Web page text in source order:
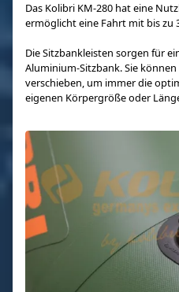
Das Kolibri KM-280 hat eine
ermöglicht eine Fahrt mit bis zu
Die Sitzbankleisten sorgen für
Aluminium-Sitzbank. Sie
verschieben, um immer die
eigenen Körpergröße oder